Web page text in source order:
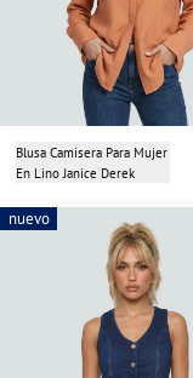
Blusa Camisera Para Mujer
En Lino Janice Derek
nuevo